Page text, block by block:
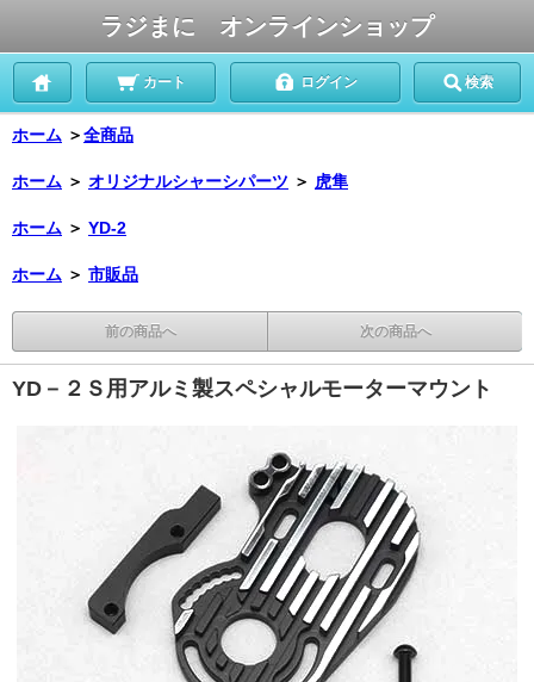
ラジまに オンラインショップ
カート ログイン 検索
ホーム ＞全商品
ホーム ＞ オリジナルシャーシパーツ ＞ 虎隼
ホーム ＞ YD-2
ホーム ＞ 市販品
前の商品へ 次の商品へ
YD－２Ｓ用アルミ製スペシャルモーターマウント